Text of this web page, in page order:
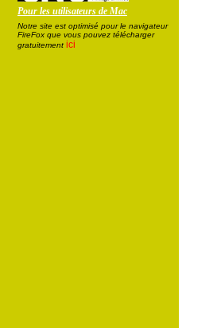
Pour les utilisateurs de Mac
Notre site est optimisé pour le navigateur
FireFox que vous pouvez télécharger
gratuitement ici